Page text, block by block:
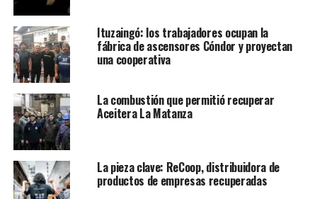
Ituzaingó: los trabajadores ocupan la
fábrica de ascensores Cóndor y proyectan
una cooperativa
La combustión que permitió recuperar
Aceitera La Matanza
La pieza clave: ReCoop, distribuidora de
productos de empresas recuperadas